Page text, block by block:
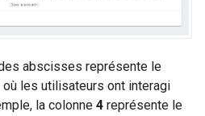
abscisses représente le
les utilisateurs ont interagi
la colonne 4 représente le